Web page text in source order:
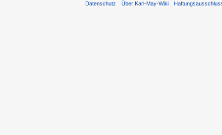
Datenschutz Über Karl-May-Wiki